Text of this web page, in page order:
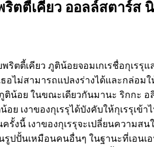
ริตตี้เคียว ออลล์สตาร์ส
ตตี้เคียว ภูติน้อยจอมเกเรชื่อกุเร
ม่สามารถแปลงร่างได้และกล่อมใ
อย ในขณะเดียวกันมานะ ริกกะ
งาของกุเรรุได้บังคับให้กุเรรุเข้
งนี้ เงาของกุเรรุจะเปลี่ยนความส
ปั้นเหมือนคนอื่นๆ ในฐานะที่เอนเ